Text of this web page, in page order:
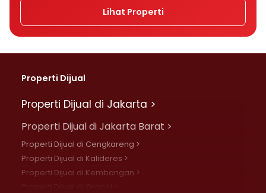
Lihat Properti
Properti Dijual
Properti Dijual di Jakarta >
Properti Dijual di Jakarta Barat >
Properti Dijual di Cengkareng >
Properti Dijual di Kalideres >
Properti Dijual di Kembangan >